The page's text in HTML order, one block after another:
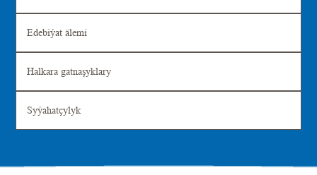
Edebiýat älemi
Halkara gatnaşyklary
Syýahatçylyk